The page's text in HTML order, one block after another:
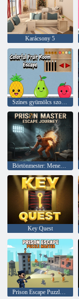
Karácsony 5
Színes gyümölcs szoba menekülés
Key Quest
Prison Escape Puzzle Mester